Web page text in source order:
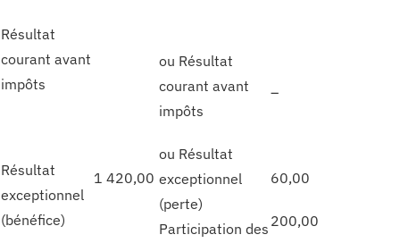
Résultat
courant avant
impôts
Résultat
exceptionnel
(bénéfice)
1 420,00
ou Résultat
courant avant
impôts
ou Résultat
exceptionnel
(perte)
Participation des
–
60,00
200,00